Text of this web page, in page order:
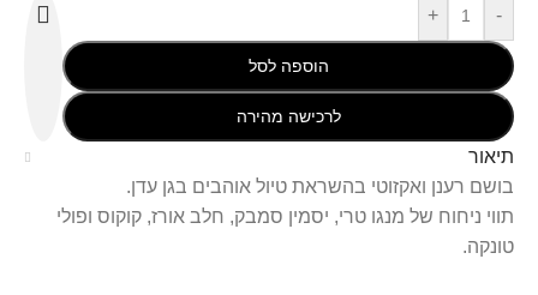
-
+
הוספה לסל
לרכישה מהירה
תיאור
בושם רענן ואקזוטי בהשראת טיול אוהבים בגן עדן.
תווי ניחוח של מנגו טרי, יסמין סמבק, חלב אורז, קוקוס ופולי
טונקה.